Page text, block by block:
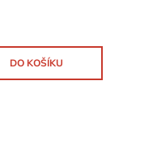
DO KOŠÍKU